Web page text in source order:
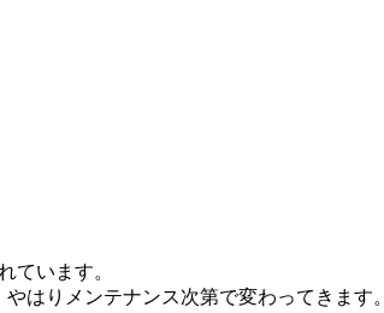
ています。
はりメンテナンス次第で変わってきます。